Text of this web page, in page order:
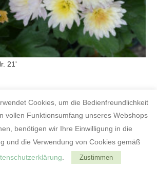
21'
zartrosa Blüten mit dunklerer Mitte
Cookies, um die Bedienfreundlichkeit
vollen Funktionsumfang unseres Webshops
benötigen wir Ihre Einwilligung in die
und die Verwendung von Cookies gemäß
Zustimmen